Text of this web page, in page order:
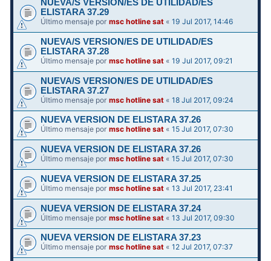
NUEVA/S VERSION/ES DE UTILIDAD/ES
ELISTARA 37.29
Último mensaje pormsc hotline sat «19 Jul 2017, 14:46
NUEVA/S VERSION/ES DE UTILIDAD/ES
ELISTARA 37.28
Último mensaje pormsc hotline sat «19 Jul 2017, 09:21
NUEVA/S VERSION/ES DE UTILIDAD/ES
ELISTARA 37.27
Último mensaje pormsc hotline sat «18 Jul 2017, 09:24
NUEVA VERSION DE ELISTARA 37.26
Último mensaje pormsc hotline sat «15 Jul 2017, 07:30
NUEVA VERSION DE ELISTARA 37.26
Último mensaje pormsc hotline sat «15 Jul 2017, 07:30
NUEVA VERSION DE ELISTARA 37.25
Último mensaje pormsc hotline sat «13 Jul 2017, 23:41
NUEVA VERSION DE ELISTARA 37.24
Último mensaje pormsc hotline sat «13 Jul 2017, 09:30
NUEVA VERSION DE ELISTARA 37.23
Último mensaje pormsc hotline sat «12 Jul 2017, 07:37